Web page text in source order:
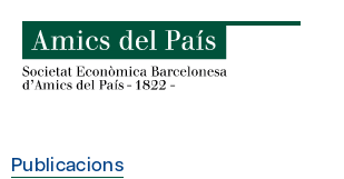
content
Publicacions